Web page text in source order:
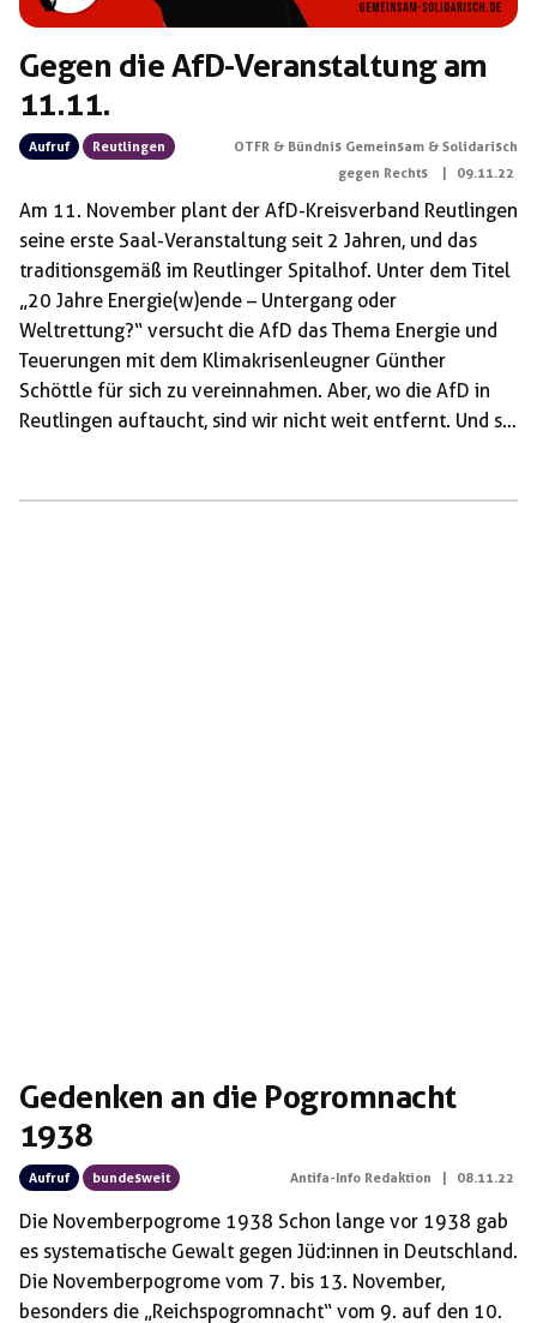
Gegen die AfD-Veranstaltung am
11.11.
Aufruf Reutlingen
OTFR & Bündnis Gemeinsam & Solidarisch
gegen Rechts
09.11.22
Am 11. November plant der AfD-Kreisverband Reutlingen
seine erste Saal-Veranstaltung seit 2 Jahren, und das
traditionsgemäß im Reutlinger Spitalhof. Unter dem Titel
„20 Jahre Energie(w)ende – Untergang oder
Weltrettung?“ versucht die AfD das Thema Energie und
Teuerungen mit dem Klimakrisenleugner Günther
Schöttle für sich zu vereinnahmen. Aber, wo die AfD in
Reutlingen auftaucht, sind wir nicht weit entfernt. Und so
Gedenken an die Pogromnacht
1938
Aufruf bundesweit Antifa-Info Redaktion | 08.11.22
Die Novemberpogrome 1938 Schon lange vor 1938 gab
es systematische Gewalt gegen Jüd:innen in Deutschland.
Die Novemberpogrome vom 7. bis 13. November,
besonders die „Reichspogromnacht“ vom 9. auf den 10.